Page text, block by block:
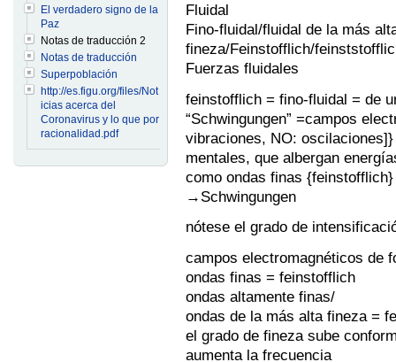
Fluidal
Fino-fluidal/fluidal de la más
fineza/Feinstofflich/
Fuerzas fluidales
feinstofflich = fino-fluidal = de
“Schwingungen” =campos
vibraciones, NO:
mentales, que albergan
como ondas finas {feinstofflich}
→Schwingungen
nótese el grado de
campos electromagnéticos de
ondas finas = feinstofflich
ondas altamente finas/
ondas de la más alta fineza =
el grado de fineza sube
aumenta la frecuencia
El verdadero signo de la
Paz
Notas de traducción 2
Notas de traducción
Superpoblación
http://es.figu.org/files/Not
icias acerca del
Coronavirus y lo que por
racionalidad.pdf